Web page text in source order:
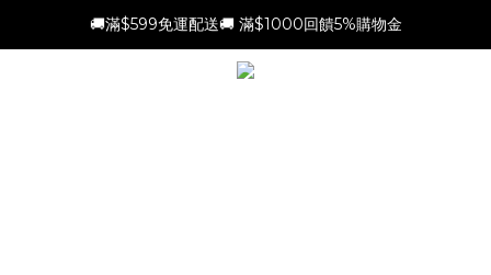
新會員加贈$100購物金(滿$699可折抵)
新會員加贈$100購物金(滿$699可折抵)